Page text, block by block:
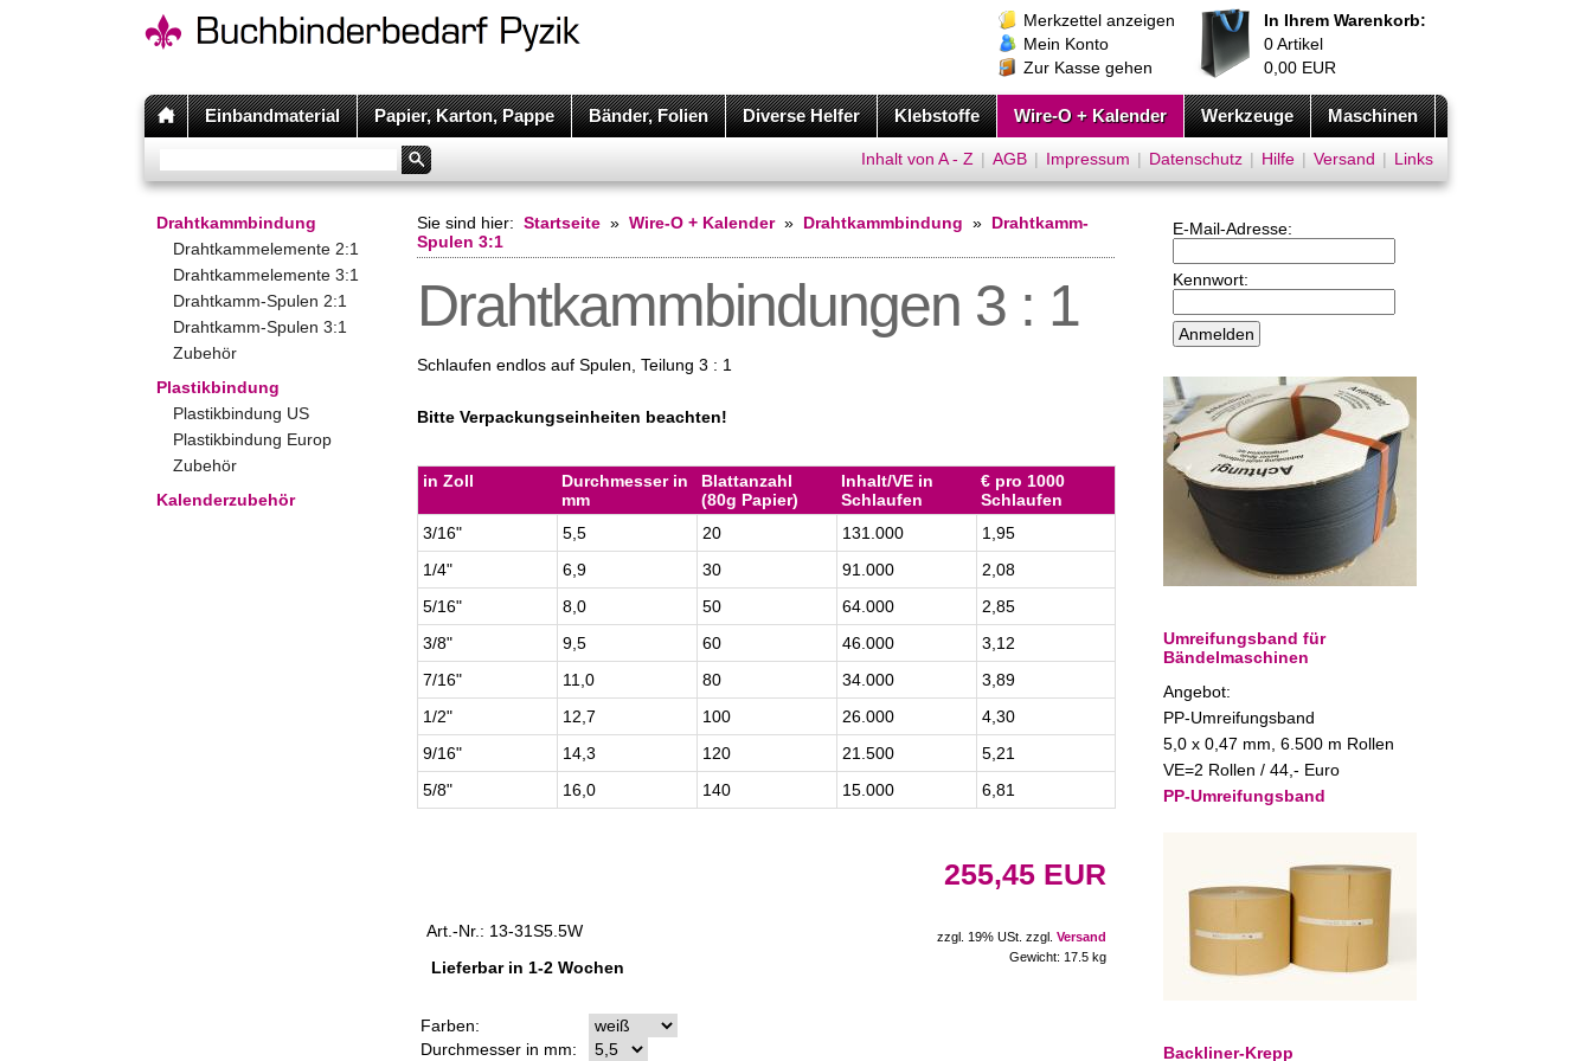
Merkzettel anzeigen
Mein Konto
Zur Kasse gehen
In Ihrem Warenkorb:
0Artikel
0,00 EUR
Einbandmaterial Papier, Karton, Pappe Bänder, Folien Diverse Helfer Klebstoffe Wire-O + Kalender Werkzeuge Maschinen
Inhalt von A - Z | AGB | Impressum | Datenschutz | Hilfe | Versand | Links
Drahtkammbindung
Drahtkammelemente 2:1
Drahtkammelemente 3:1
Drahtkamm-Spulen 2:1
Drahtkamm-Spulen 3:1
Zubehör
Plastikbindung
Plastikbindung US
Plastikbindung Europ
Zubehör
Kalenderzubehör
Sie sind hier: Startseite » Wire-O + Kalender » Drahtkammbindung » Drahtkamm-
Spulen 3:1
Drahtkammbindungen 3 : 1
Schlaufen endlos auf Spulen, Teilung 3 : 1
Bitte Verpackungseinheiten beachten!
in Zoll
Durchmesser in
mm
Blattanzahl
(80g Papier)
Inhalt/VE in
Schlaufen
€ pro 1000
Schlaufen
3/16"
5,5 20 131.000
1,95
1/4"
6,9 30 91.000
2,08
5/16"
8,0 50 64.000
2,85
3/8"
9,5 60 46.000
3,12
7/16"
11,0 80 34.000
3,89
1/2"
12,7 100 26.000
4,30
9/16"
14,3 120 21.500
5,21
5/8"
16,0 140 15.000 6,81
255,45 EUR
Art.-Nr.: 13-31S5.5W zzgl. 19% USt. zzgl. Versand
Gewicht: 17.5 kg
Lieferbar in 1-2 Wochen
Farben:
Durchmesser in mm:
E-Mail-Adresse:
Kennwort:
Umreifungsband für
Bändelmaschinen
Angebot:
PP-Umreifungsband
5,0 x 0,47 mm, 6.500 m Rollen
VE=2 Rollen / 44,- Euro
PP-Umreifungsband
Backliner-Krepp